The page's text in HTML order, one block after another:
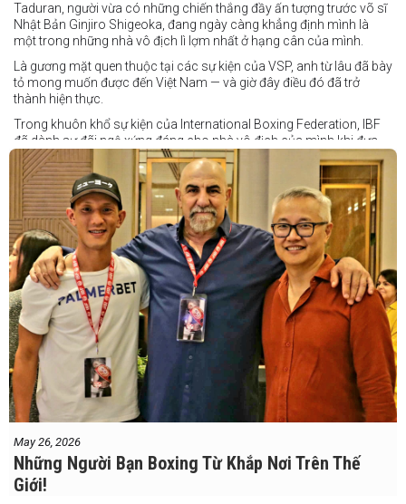
Taduran, người vừa có những chiến thắng đầy ấn tượng trước võ sĩ
Nhật Bản Ginjiro Shigeoka, đang ngày càng khẳng định mình là
một trong những nhà vô địch lì lợm nhất ở hạng cân của mình.
Là gương mặt quen thuộc tại các sự kiện của VSP, anh từ lâu đã bày
tỏ mong muốn được đến Việt Nam — và giờ đây điều đó đã trở
thành hiện thực.
Trong khuôn khổ sự kiện của International Boxing Federation, IBF
đã dành sự đãi ngộ xứng đáng cho nhà vô địch của mình khi đưa
Taduran đến Việt Nam bằng vé hạng thương gia.
Một chuyến đi hoàn toàn xứng đáng cho một “chiến binh đường xa”
thực thụ
May 26, 2026
Những Người Bạn Boxing Từ Khắp Nơi Trên Thế
Giới!